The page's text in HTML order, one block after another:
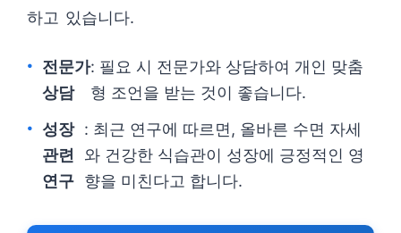
하고 있습니다.
전문가
상담
: 필요 시 전문가와 상담하여 개인 맞춤
형 조언을 받는 것이 좋습니다.
성장
관련
연구
: 최근 연구에 따르면, 올바른 수면 자세
와 건강한 식습관이 성장에 긍정적인 영
향을 미친다고 합니다.